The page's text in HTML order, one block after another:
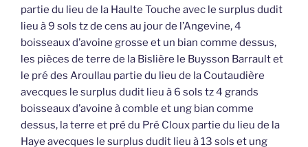
partie du lieu de la Haulte Touche avec le surplus dudit
lieu à 9 sols tz de cens au jour de l’Angevine, 4
boisseaux d’avoine grosse et un bian comme dessus,
les pièces de terre de la Bislière le Buysson Barrault et
le pré des Aroullau partie du lieu de la Coutaudière
avecques le surplus dudit lieu à 6 sols tz 4 grands
boisseaux d’avoine à comble et ung bian comme
dessus, la terre et pré du Pré Cloux partie du lieu de la
Haye avecques le surplus dudit lieu à 13 sols et ung